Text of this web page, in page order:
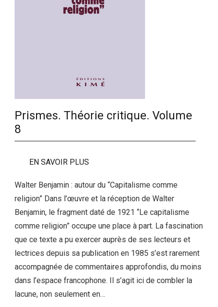
Prismes. Théorie critique. Volume
8
EN SAVOIR PLUS
Walter Benjamin : autour du “Capitalisme comme
religion” Dans l’œuvre et la réception de Walter
Benjamin, le fragment daté de 1921 “Le capitalisme
comme religion” occupe une place à part. La fascination
que ce texte a pu exercer auprès de ses lecteurs et
lectrices depuis sa publication en 1985 s’est rarement
accompagnée de commentaires approfondis, du moins
dans l’espace francophone. Il s’agit ici de combler la
lacune, non seulement en…